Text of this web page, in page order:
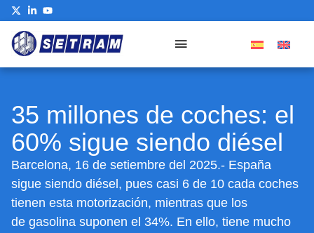
35 millones de coches: el
60% sigue siendo diésel
Barcelona, 16 de setiembre del 2025.- España
sigue siendo diésel, pues casi 6 de 10 cada coches
tienen esta motorización, mientras que los
de gasolina suponen el 34%. En ello, tiene mucho